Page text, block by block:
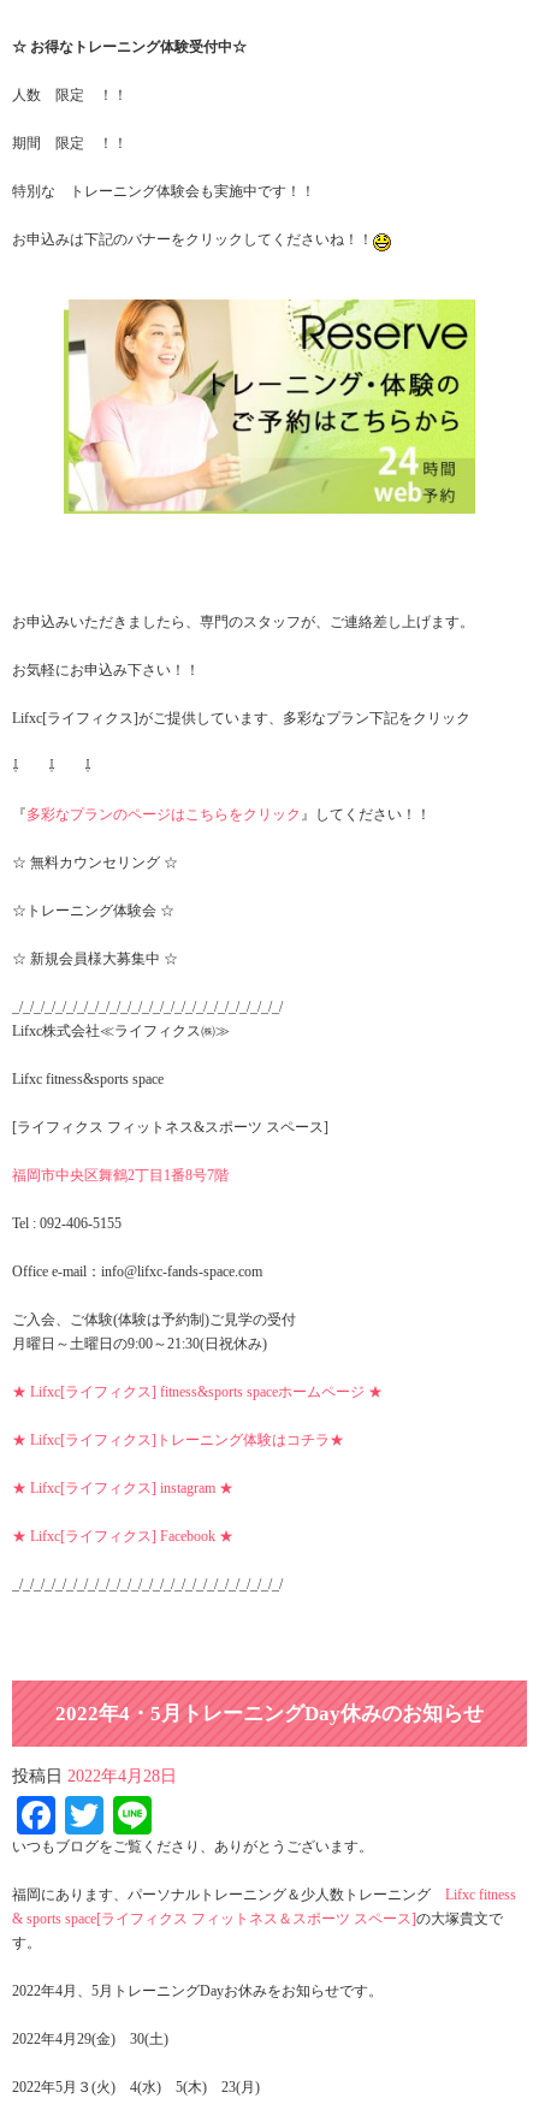
☆ お得なトレーニング体験受付中☆
人数 限定 ！！
期間 限定 ！！
特別な トレーニング体験会も実施中です！！
お申込みは下記のバナーをクリックしてくださいね！！
お申込みいただきましたら、専門のスタッフが、ご連絡差し上げます。
お気軽にお申込み下さい！！
Lifxc[ライフィクス]がご提供しています、多彩なプラン下記をクリック
⇩ ⇩ ⇩
『多彩なプランのページはこちらをクリック 』してください！！
☆ 無料カウンセリング ☆
☆トレーニング体験会 ☆
☆ 新規会員様大募集中 ☆
_/_/_/_/_/_/_/_/_/_/_/_/_/_/_/_/_/_/_/_/_/_/_/_/_/
Lifxc株式会社≪ライフィクス㈱≫
Lifxc fitness&sports space
[ライフィクス フィットネス&スポーツ スペース]
福岡市中央区舞鶴2丁目1番8号7階
Tel : 092-406-5155
Office e-mail：info@lifxc-fands-space.com
ご入会、ご体験(体験は予約制)ご見学の受付
月曜日～土曜日の9:00～21:30(日祝休み)
★ Lifxc[ライフィクス] fitness&sports spaceホームページ ★
★ Lifxc[ライフィクス]トレーニング体験はコチラ★
★ Lifxc[ライフィクス] instagram ★
★ Lifxc[ライフィクス] Facebook ★
_/_/_/_/_/_/_/_/_/_/_/_/_/_/_/_/_/_/_/_/_/_/_/_/_/
2022年4・5月トレーニングDay休みのお知らせ
投稿日 2022年4月28日
Facebook
Twitter
いつもブログをご覧くださり、ありがとうございます。
福岡にあります、パーソナルトレーニング＆少人数トレーニング Lifxc fitness
& sports space[ライフィクス フィットネス＆スポーツ スペース]の大塚貴文で
す。
2022年4月、5月トレーニングDayお休みをお知らせです。
2022年4月29(金) 30(土)
2022年5月３(火) 4(水) 5(木) 23(月)